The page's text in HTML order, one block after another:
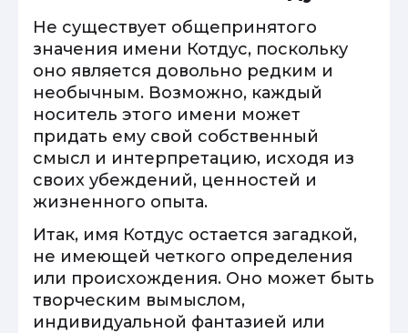
Не существует общепринятого
значения имени Котдус, поскольку
оно является довольно редким и
необычным. Возможно, каждый
носитель этого имени может
придать ему свой собственный
смысл и интерпретацию, исходя из
своих убеждений, ценностей и
жизненного опыта.
Итак, имя Котдус остается загадкой,
не имеющей четкого определения
или происхождения. Оно может быть
творческим вымыслом,
индивидуальной фантазией или